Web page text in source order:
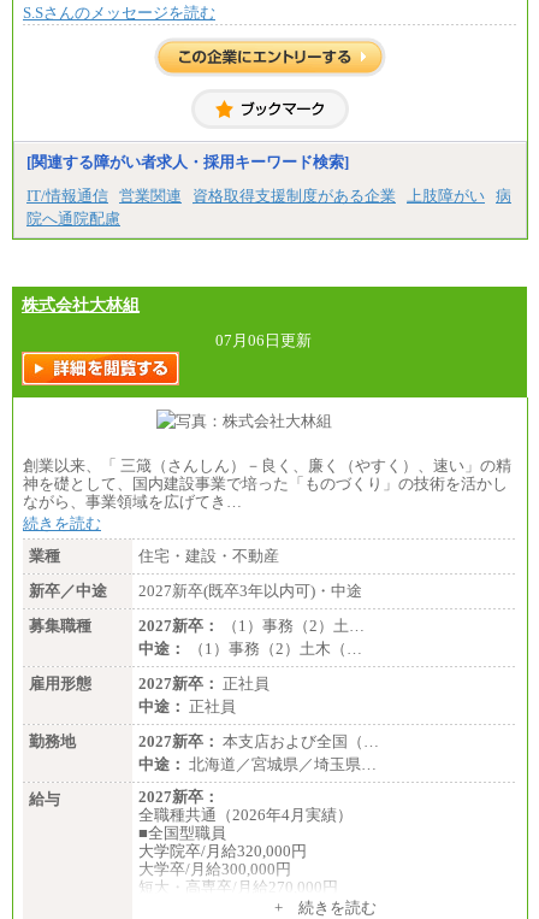
S.Sさんのメッセージを読む
[関連する障がい者求人・採用キーワード検索]
IT/情報通信 営業関連 資格取得支援制度がある企業 上肢障がい 病
院へ通院配慮
株式会社大林組
07月06日更新
創業以来、「 三箴（さんしん）－良く、廉く（やすく）、速い」の精
神を礎として、国内建設事業で培った「ものづくり」の技術を活かし
ながら、事業領域を広げてき…
続きを読む
業種
住宅・建設・不動産
新卒／中途
2027新卒(既卒3年以内可)・中途
募集職種
2027新卒：
（1）事務（2）土…
中途：
（1）事務（2）土木（…
雇用形態
2027新卒： 正社員
中途： 正社員
勤務地
2027新卒： 本支店および全国（…
中途： 北海道／宮城県／埼玉県…
給与
2027新卒：
全職種共通（2026年4月実績）
■全国型職員
大学院卒/月給320,000円
大学卒/月給300,000円
短大・高専卒/月給270,000円
+ 続きを読む